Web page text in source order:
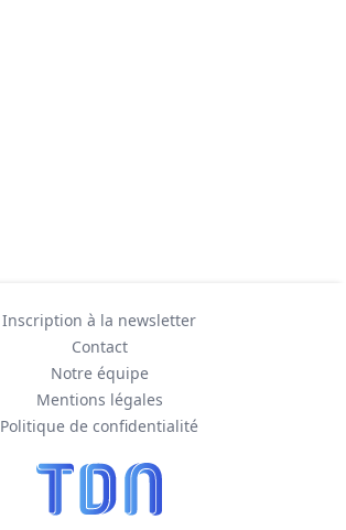
Inscription à la newsletter
Contact
Notre équipe
Mentions légales
Politique de confidentialité